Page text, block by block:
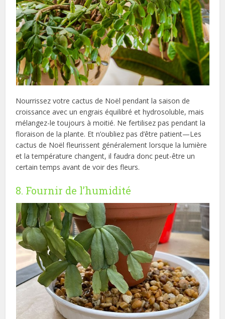
Nourrissez votre cactus de Noël pendant la saison de
croissance avec un engrais équilibré et hydrosoluble, mais
mélangez-le toujours à moitié. Ne fertilisez pas pendant la
floraison de la plante. Et n’oubliez pas d’être patient—Les
cactus de Noël fleurissent généralement lorsque la lumière
et la température changent, il faudra donc peut-être un
certain temps avant de voir des fleurs.
8. Fournir de l’humidité